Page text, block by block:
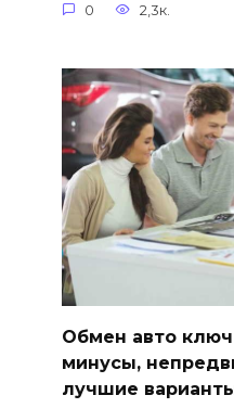
0 2,3к.
Обмен авто
минусы,
лучшие